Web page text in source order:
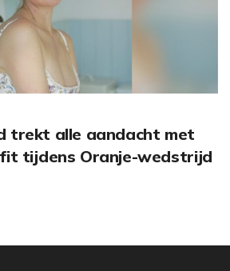
trekt alle aandacht met
tijdens Oranje-wedstrijd